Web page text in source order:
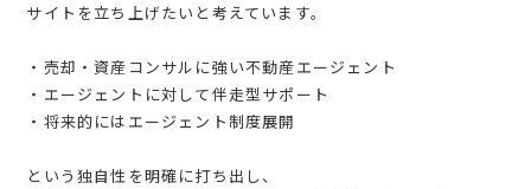
サイトを立ち上げたいと考えています。
・売却・資産コンサルに強い不動産エージェント
・エージェントに対して伴走型サポート
・将来的にはエージェント制度展開
という独自性を明確に打ち出し、